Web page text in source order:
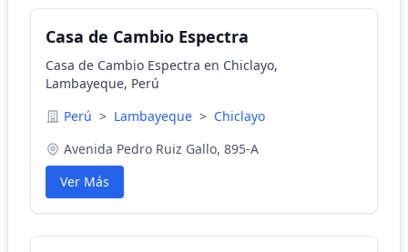
Casa de Cambio Espectra
Casa de Cambio Espectra en Chiclayo,
Lambayeque, Perú
Perú > Lambayeque > Chiclayo
Avenida Pedro Ruiz Gallo, 895-A
Ver Más